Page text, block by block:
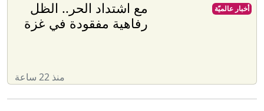
مع اشتداد الحر.. الظل
رفاهية مفقودة في غزة
منذ 22 ساعة
أخبار عالميّة